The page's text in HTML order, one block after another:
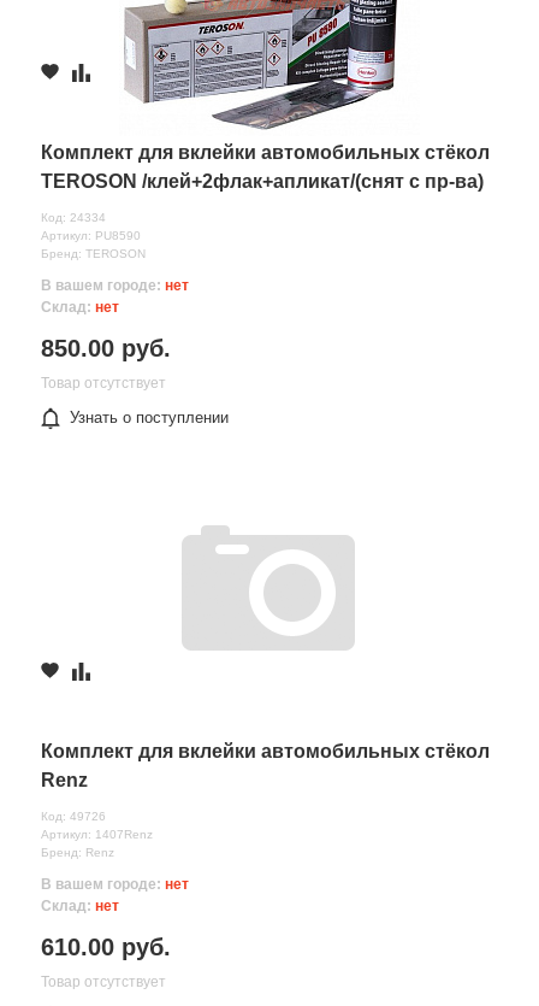
Комплект для вклейки автомобильных стёкол
TEROSON /клей+2флак+апликат/(снят с пр-ва)
Код: 24334
Артикул: PU8590
Бренд: TEROSON
В вашем городе: нет
Склад: нет
850.00 руб.
Товар отсутствует
Узнать о поступлении
Комплект для вклейки автомобильных стёкол
Renz
Код: 49726
Артикул: 1407Renz
Бренд: Renz
В вашем городе: нет
Склад: нет
610.00 руб.
Товар отсутствует